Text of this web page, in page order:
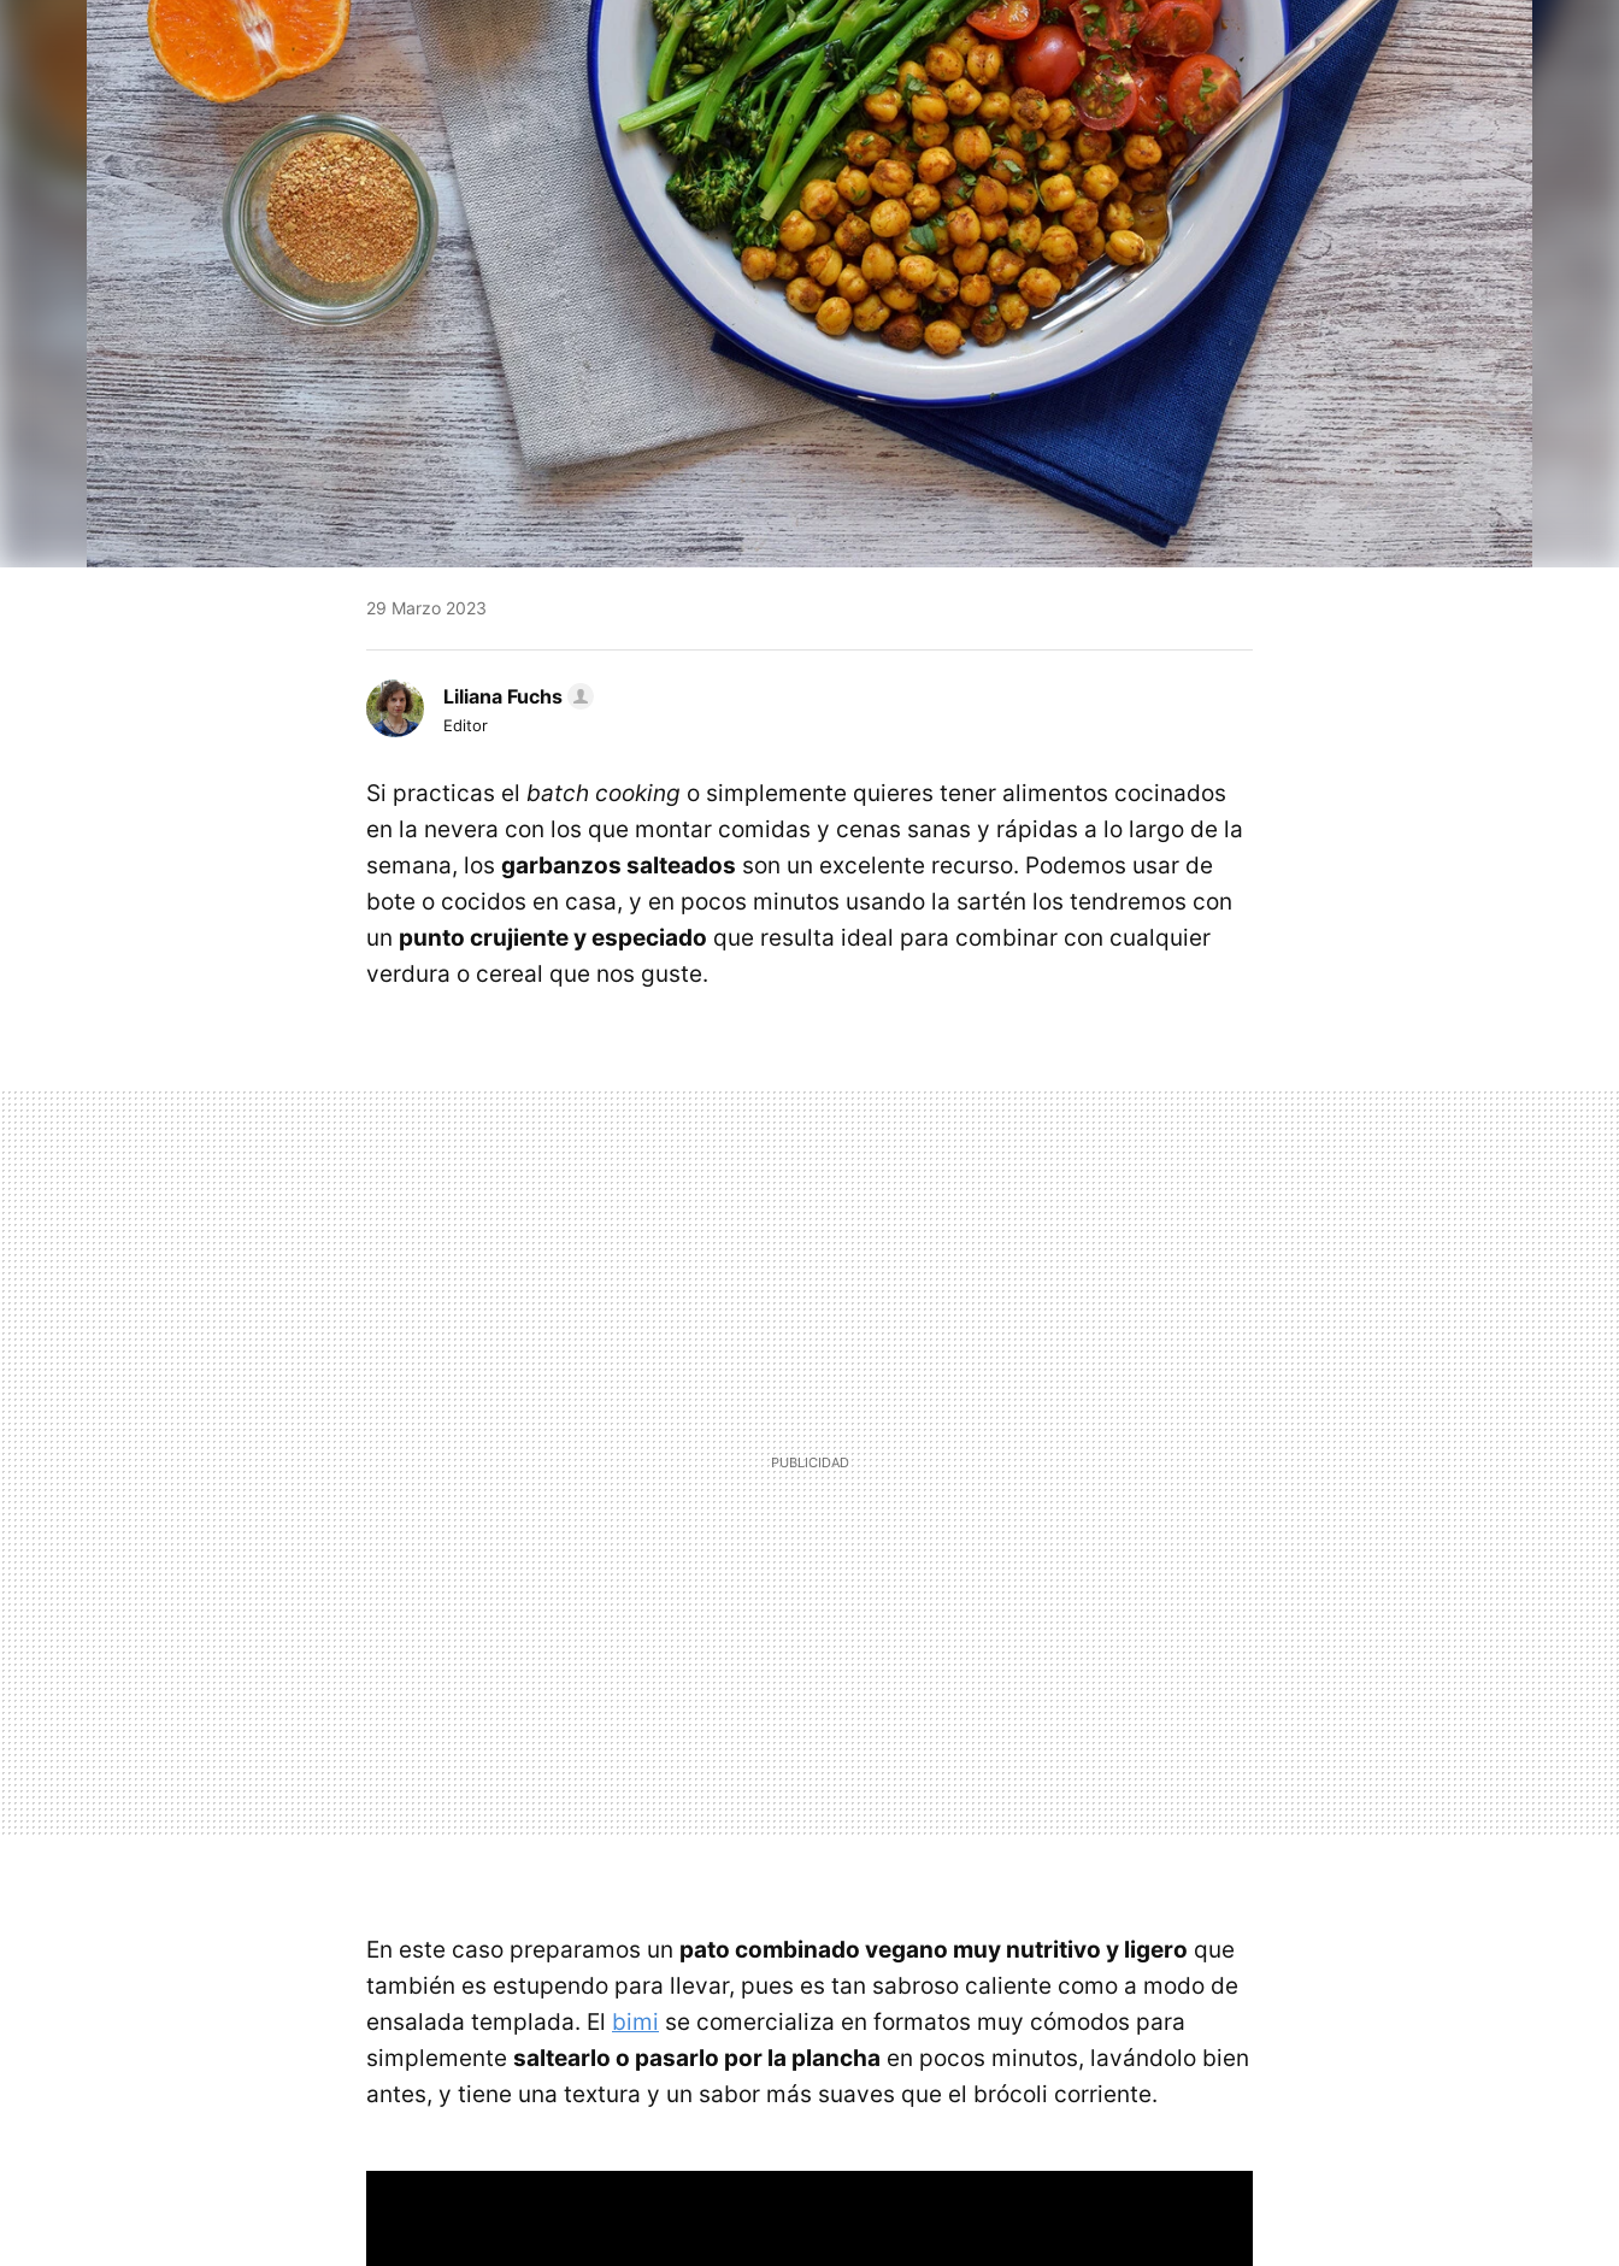
29 Marzo 2023
Liliana Fuchs
Editor
Si practicas el batch cooking o simplemente quieres tener alimentos cocinados
en la nevera con los que montar comidas y cenas sanas y rápidas a lo largo de la
semana, los garbanzos salteados son un excelente recurso. Podemos usar de
bote o cocidos en casa, y en pocos minutos usando la sartén los tendremos con
un punto crujiente y especiado que resulta ideal para combinar con cualquier
verdura o cereal que nos guste.
En este caso preparamos un pato combinado vegano muy nutritivo y ligero que
también es estupendo para llevar, pues es tan sabroso caliente como a modo de
ensalada templada. El bimi se comercializa en formatos muy cómodos para
simplemente saltearlo o pasarlo por la plancha en pocos minutos, lavándolo bien
antes, y tiene una textura y un sabor más suaves que el brócoli corriente.